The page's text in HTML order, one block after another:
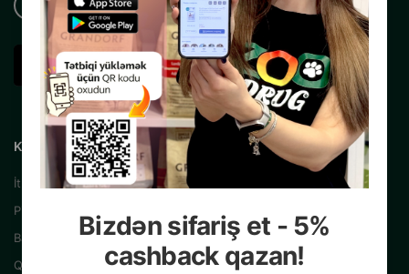
Bizdən sifariş et - 5%
cashback qazan!
KATALOQ
İtlər üçün
Pişiklər üçün
Balıqlar üçün
Quşlar üçün